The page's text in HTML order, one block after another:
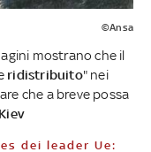
©Ansa
mostrano che il
ridistribuito" nei
che a breve possa